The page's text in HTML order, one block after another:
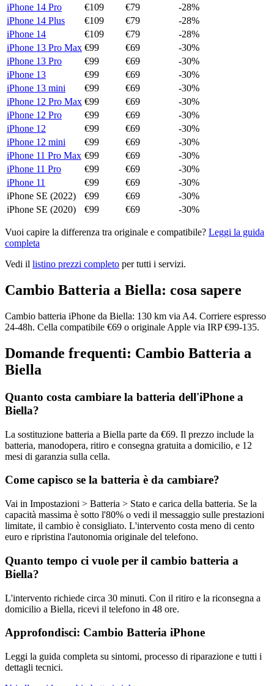
iPhone 14 Pro
€109 €79 -28%
iPhone 14 Plus
€109 €79 -28%
iPhone 14
€109 €79 -28%
iPhone 13 Pro Max €99 €69 -30%
iPhone 13 Pro
€99 €69 -30%
iPhone 13
€99 €69 -30%
iPhone 13 mini
€99 €69 -30%
iPhone 12 Pro Max €99 €69 -30%
iPhone 12 Pro
€99 €69 -30%
iPhone 12
€99 €69 -30%
iPhone 12 mini
€99 €69 -30%
iPhone 11 Pro Max €99 €69 -30%
iPhone 11 Pro
€99 €69 -30%
iPhone 11
€99 €69 -30%
iPhone SE (2022)
€99 €69 -30%
iPhone SE (2020)
€99 €69 -30%
Vuoi capire la differenza tra originale e compatibile? Leggi la guida
completa
Vedi il listino prezzi completo per tutti i servizi.
Cambio Batteria a Biella: cosa sapere
Cambio batteria iPhone da Biella: 130 km via A4. Corriere espresso
24-48h. Cella compatibile €69 o originale Apple via IRP €99-135.
Domande frequenti: Cambio Batteria a
Biella
Quanto costa cambiare la batteria dell'iPhone a
Biella?
La sostituzione batteria a Biella parte da €69. Il prezzo include la
batteria, manodopera, ritiro e consegna gratuita a domicilio, e 12
mesi di garanzia sulla cella.
Come capisco se la batteria è da cambiare?
Vai in Impostazioni > Batteria > Stato e carica della batteria. Se la
capacità massima è sotto l'80% o vedi il messaggio sulle prestazioni
limitate, il cambio è consigliato. L'intervento costa meno di cento
euro e ripristina l'autonomia originale del telefono.
Quanto tempo ci vuole per il cambio batteria a
Biella?
L'intervento richiede circa 30 minuti. Con il ritiro e la riconsegna a
domicilio a Biella, ricevi il telefono in 48 ore.
Approfondisci: Cambio Batteria iPhone
Leggi la guida completa su sintomi, processo di riparazione e tutti i
dettagli tecnici.